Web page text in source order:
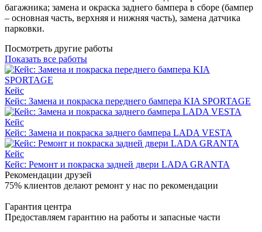
багажника; замена и окраска заднего бампера в сборе (бампер
– основная часть, верхняя и нижняя часть), замена датчика
парковки.
Посмотреть другие работы
Показать все работы
Кейс
Кейс: Замена и покраска переднего бампера KIA SPORTAGE
Кейс
Кейс: Замена и покраска заднего бампера LADA VESTA
Кейс
Кейс: Ремонт и покраска задней двери LADA GRANTA
Рекомендации друзей
75% клиентов делают ремонт у нас по рекомендации
Гарантия центра
Предоставляем гарантию на работы и запасные части